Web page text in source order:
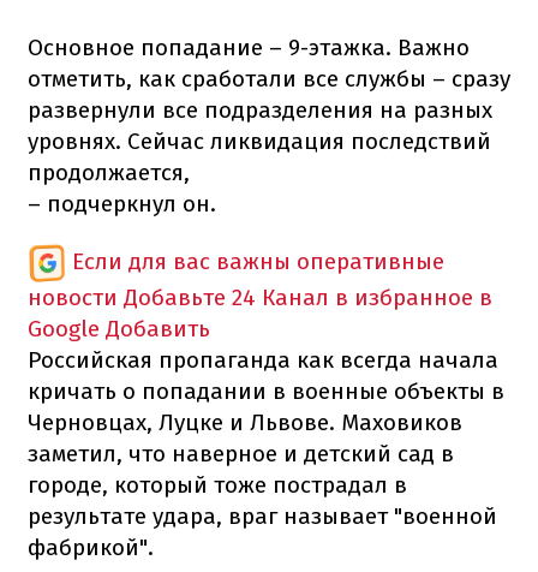
Основное попадание – 9-этажка. Важно
отметить, как сработали все службы – сразу
развернули все подразделения на разных
уровнях. Сейчас ликвидация последствий
продолжается,
– подчеркнул он.
Если для вас важны оперативные
новости Добавьте 24 Канал в избранное в
Google Добавить
Российская пропаганда как всегда начала
кричать о попадании в военные объекты в
Черновцах, Луцке и Львове. Маховиков
заметил, что наверное и детский сад в
городе, который тоже пострадал в
результате удара, враг называет "военной
фабрикой".